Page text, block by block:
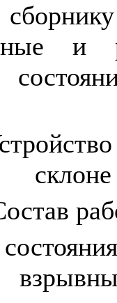
и
склоне